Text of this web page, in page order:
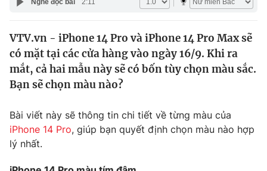
Thế giới
Tin tức
Câu chuyện quốc tế
Kinh tế
Tài chính
Thị trường
Góc doanh nghiệp
Dữ liệu và đời sống
Giáo dục
Nghe đọc bài 2:11
VTV.vn - iPhone 14 Pro và iPhone 14 Pro Max sẽ
có mặt tại các cửa hàng vào ngày 16/9. Khi ra
mắt, cả hai mẫu này sẽ có bốn tùy chọn màu sắc.
Bạn sẽ chọn màu nào?
Bài viết này sẽ thông tin chi tiết về từng màu của
iPhone 14 Pro, giúp bạn quyết định chọn màu nào hợp
lý nhất.